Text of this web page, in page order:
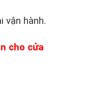
vận hành.
cho cửa